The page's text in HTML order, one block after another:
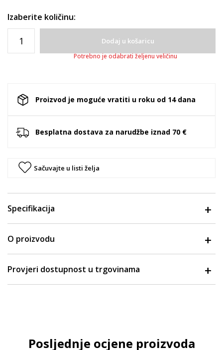
Izaberite količinu:
Dodaj u košaricu
Potrebno je odabrati željenu veličinu
Proizvod je moguće vratiti u roku od 14 dana
Besplatna dostava za narudžbe iznad 70 €
Sačuvajte u listi želja
Specifikacija
O proizvodu
Provjeri dostupnost u trgovinama
Posljednje ocjene proizvoda